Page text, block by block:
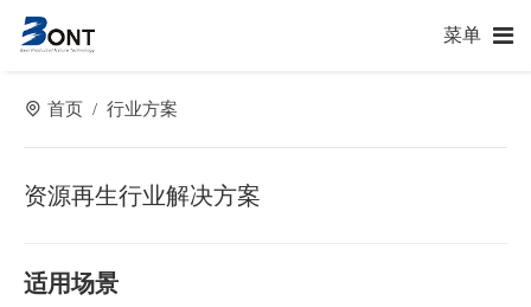
菜单
首页 / 行业方案
资源再生行业解决方案
适用场景